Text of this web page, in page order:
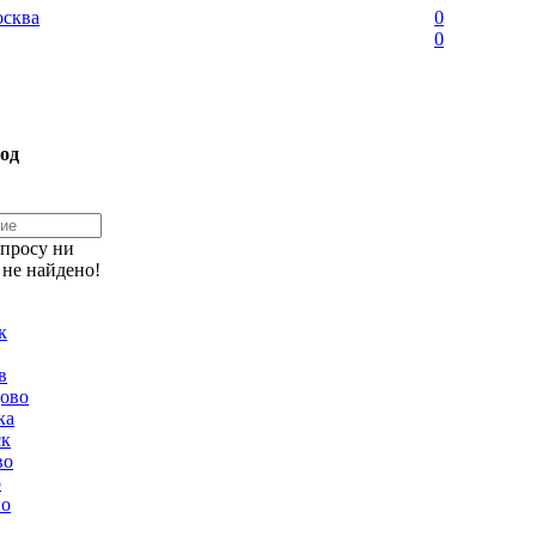
0
0
ни
найдено!